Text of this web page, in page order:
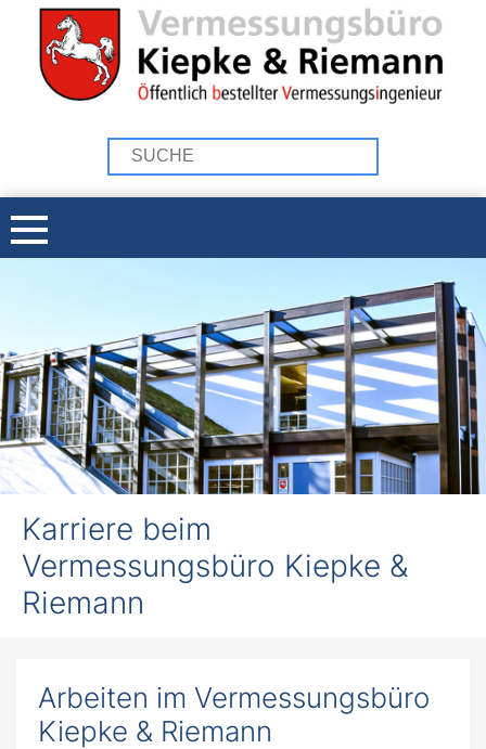
Karriere beim
Vermessungsbüro Kiepke &
Riemann
Arbeiten im Vermessungsbüro
Kiepke & Riemann